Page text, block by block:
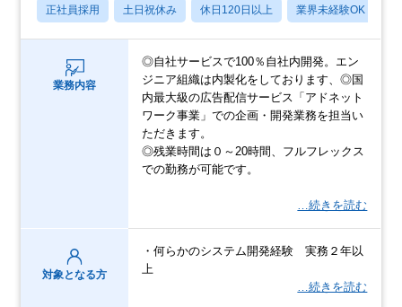
正社員採用 土日祝休み 休日120日以上 業界未経験OK
業務内容
◎自社サービスで100％自社内開発。エン
ジニア組織は内製化をしております、◎国
内最大級の広告配信サービス「アドネット
ワーク事業」での企画・開発業務を担当い
ただきます。
◎残業時間は０～20時間、フルフレックス
での勤務が可能です。
…続きを読む
対象となる方
・何らかのシステム開発経験 実務２年以
上
…続きを読む